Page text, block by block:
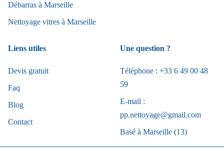
Débarras à Marseille
Nettoyage vitres à Marseille
Liens utiles
Devis gratuit
Faq
Blog
Contact
Une question ?
Téléphone : +33 6 49 00 48
59
E-mail :
pp.nettoyage@gmail.com
Basé à Marseille (13)